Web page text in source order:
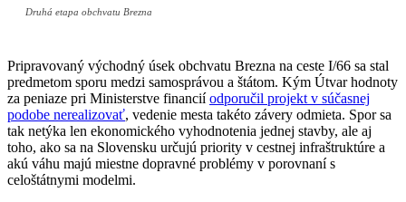
Druhá etapa obchvatu Brezna
Pripravovaný východný úsek obchvatu Brezna na ceste I/66 sa stal
predmetom sporu medzi samosprávou a štátom. Kým Útvar hodnoty
za peniaze pri Ministerstve financiíodporučil projekt v súčasnej
podobe nerealizovať, vedenie mesta takéto závery odmieta. Spor sa
tak netýka len ekonomického vyhodnotenia jednej stavby, ale aj
toho, ako sa na Slovensku určujú priority v cestnej infraštruktúre a
akú váhu majú miestne dopravné problémy v porovnaní s
celoštátnymi modelmi.